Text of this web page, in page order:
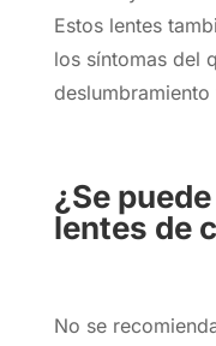
Estos lentes
los síntomas del
¿Se
lentes de
No se